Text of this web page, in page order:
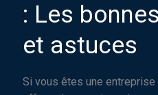
: Les
et astuces
Si vous êtes une